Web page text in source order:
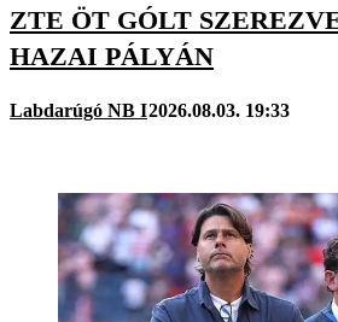
ZTE ÖT GÓLT
HAZAI PÁLYÁN
Labdarúgó NB I2026.08.03. 19:33